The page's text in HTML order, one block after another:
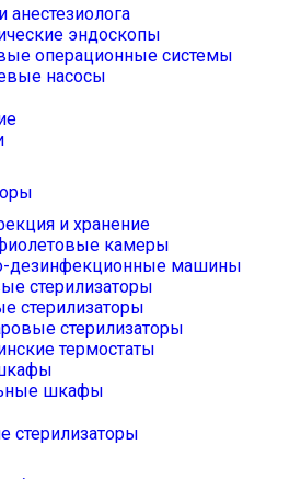
анестезиолога
эндоскопы
операционные системы
насосы
и хранение
камеры
дезинфекционные машины
стерилизаторы
стерилизаторы
стерилизаторы
термостаты
шкафы
стерилизаторы